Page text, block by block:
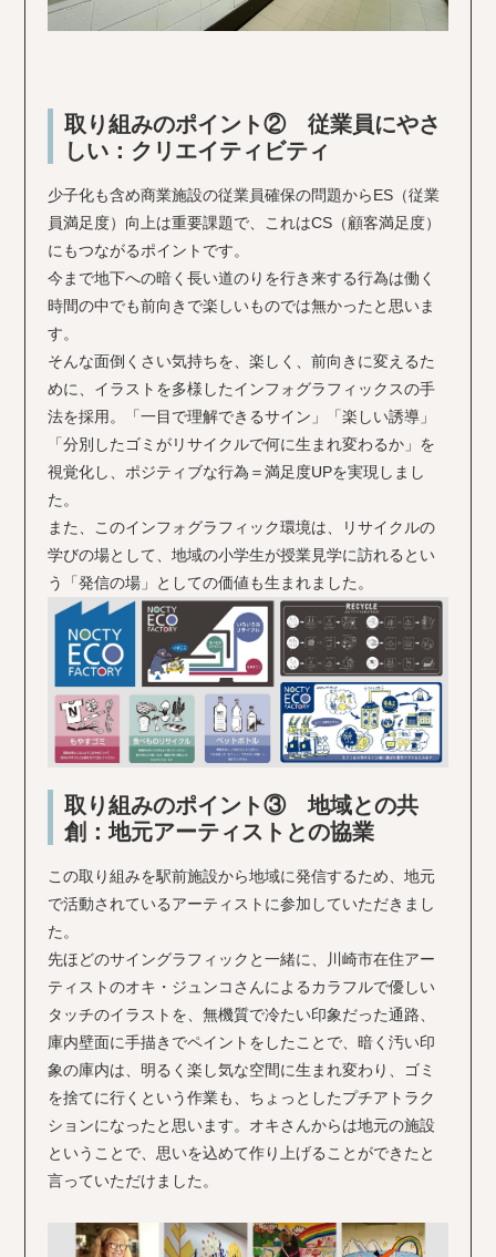
取り組みのポイント② 従業員にやさ
しい：クリエイティビティ
少子化も含め商業施設の従業員確保の問題からES（従業
員満足度）向上は重要課題で、これはCS（顧客満足度）
にもつながるポイントです。
今まで地下への暗く長い道のりを行き来する行為は働く
時間の中でも前向きで楽しいものでは無かったと思いま
す。
そんな面倒くさい気持ちを、楽しく、前向きに変えるた
めに、イラストを多様したインフォグラフィックスの手
法を採用。「一目で理解できるサイン」「楽しい誘導」
「分別したゴミがリサイクルで何に生まれ変わるか」を
視覚化し、ポジティブな行為＝満足度UPを実現しまし
た。
また、このインフォグラフィック環境は、リサイクルの
学びの場として、地域の小学生が授業見学に訪れるとい
う「発信の場」としての価値も生まれました。
取り組みのポイント③ 地域との共
創：地元アーティストとの協業
この取り組みを駅前施設から地域に発信するため、地元
で活動されているアーティストに参加していただきまし
た。
先ほどのサイングラフィックと一緒に、川崎市在住アー
ティストのオキ・ジュンコさんによるカラフルで優しい
タッチのイラストを、無機質で冷たい印象だった通路、
庫内壁面に手描きでペイントをしたことで、暗く汚い印
象の庫内は、明るく楽し気な空間に生まれ変わり、ゴミ
を捨てに行くという作業も、ちょっとしたプチアトラク
ションになったと思います。オキさんからは地元の施設
ということで、思いを込めて作り上げることができたと
言っていただけました。